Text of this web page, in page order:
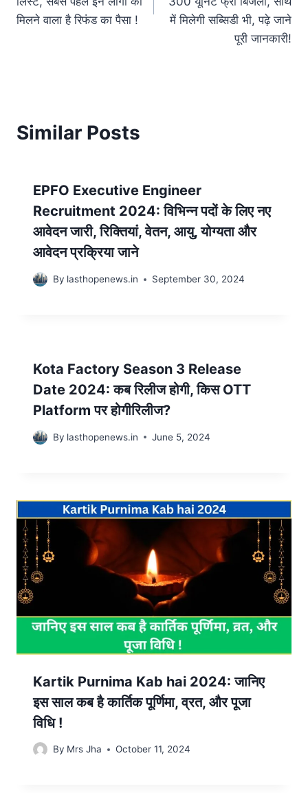
मिलने वाला है रिफंड का पैसा !
में मिलेगी सब्सिडी भी, पढ़े जाने
पूरी जानकारी!
Similar Posts
EPFO Executive Engineer
Recruitment 2024: विभिन्न पदों के लिए नए
आवेदन जारी, रिक्तियां, वेतन, आयु, योग्यता और
आवेदन प्रक्रिया जाने
By lasthopenews.in September 30, 2024
Kota Factory Season 3 Release
Date 2024: कब रिलीज होगी, किस OTT
Platform पर होगीरिलीज?
By lasthopenews.in June 5, 2024
Kartik Purnima Kab hai 2024: जानिए
इस साल कब है कार्तिक पूर्णिमा, व्रत, और पूजा
विधि !
By Mrs Jha October 11, 2024